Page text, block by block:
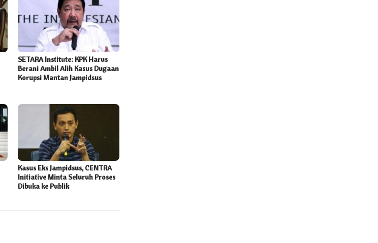
SETARA Institute: KPK Harus
Berani Ambil Alih Kasus Dugaan
Korupsi Mantan Jampidsus
Kasus Eks Jampidsus, CENTRA
Initiative Minta Seluruh Proses
Dibuka ke Publik